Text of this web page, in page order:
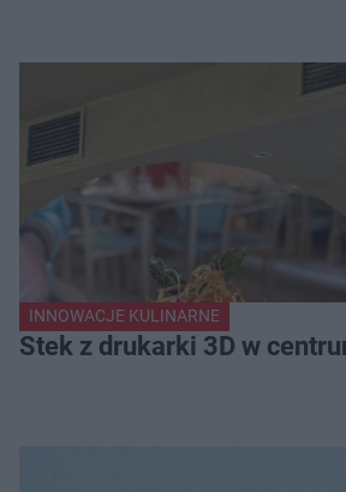
INNOWACJE KULINARNE
Stek z drukarki 3D w